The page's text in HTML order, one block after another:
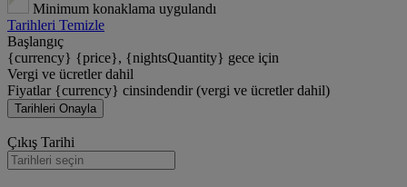
Minimum konaklama uygulandı
Tarihleri Temizle
Başlangıç
{currency} {price}, {nightsQuantity} gece için
Vergi ve ücretler dahil
Fiyatlar {currency} cinsindendir (vergi ve ücretler dahil)
Tarihleri Onayla
Çıkış Tarihi